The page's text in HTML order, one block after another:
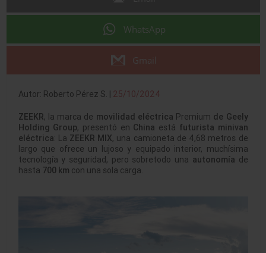
WhatsApp
Gmail
Autor: Roberto Pérez S. | 25/10/2024
ZEEKR, la marca de movilidad eléctrica Premium de Geely
Holding Group, presentó en China está futurista minivan
eléctrica: La ZEEKR MIX, una camioneta de 4,68 metros de
largo que ofrece un lujoso y equipado interior, muchísima
tecnología y seguridad, pero sobretodo una autonomía de
hasta 700 km con una sola carga.